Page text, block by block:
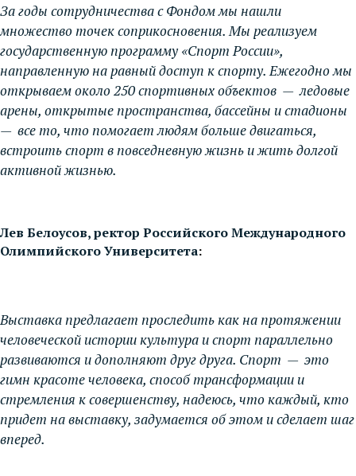
За годы сотрудничества с Фондом мы нашли
множество точек соприкосновения. Мы реализуем
государственную программу «Спорт России»,
направленную на равный доступ к спорту. Ежегодно мы
открываем около 250 спортивных объектов — ледовые
арены, открытые пространства, бассейны и стадионы
— все то, что помогает людям больше двигаться,
встроить спорт в повседневную жизнь и жить долгой
активной жизнью.
Лев Белоусов, ректор Российского Международного
Олимпийского Университета:
Выставка предлагает проследить как на протяжении
человеческой истории культура и спорт параллельно
развиваются и дополняют друг друга. Спорт — это
гимн красоте человека, способ трансформации и
стремления к совершенству, надеюсь, что каждый, кто
придет на выставку, задумается об этом и сделает шаг
вперед.